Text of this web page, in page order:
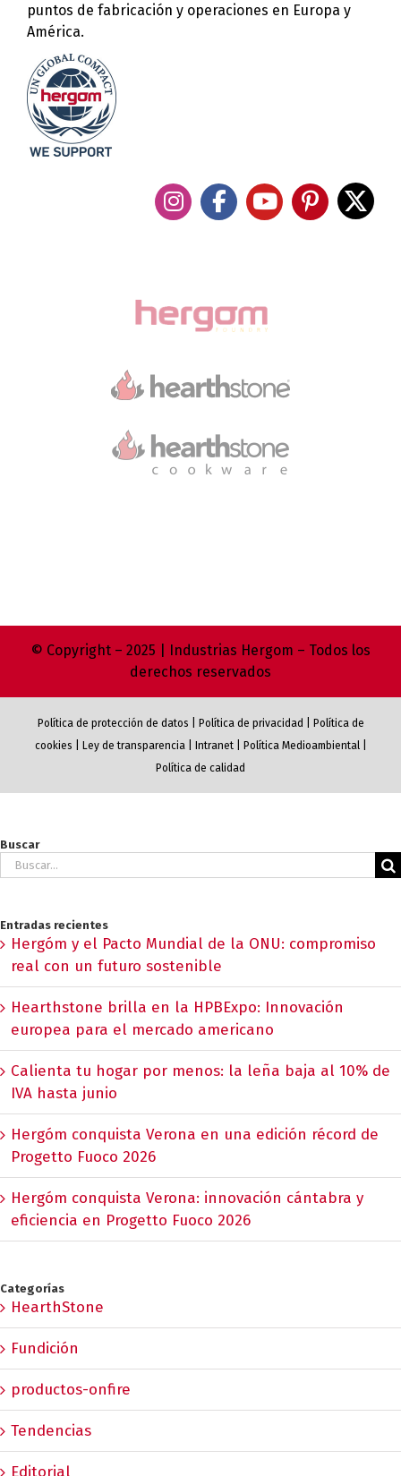
puntos de fabricación y operaciones en Europa y
América.
© Copyright – 2025 | Industrias Hergom – Todos los
derechos reservados
Política de protección de datos Política de privacidad
Política de
cookies
Ley de transparencia| Intranet| Política Medioambiental|
Política de calidad
Buscar
Buscar:
Entradas recientes
Hergóm y el Pacto Mundial de la ONU: compromiso
real con un futuro sostenible
Hearthstone brilla en la HPBExpo: Innovación
europea para el mercado americano
Calienta tu hogar por menos: la leña baja al 10% de
IVA hasta junio
Hergóm conquista Verona en una edición récord de
Progetto Fuoco 2026
Hergóm conquista Verona: innovación cántabra y
eficiencia en Progetto Fuoco 2026
Categorías
HearthStone
Fundición
productos-onfire
Tendencias
Editorial